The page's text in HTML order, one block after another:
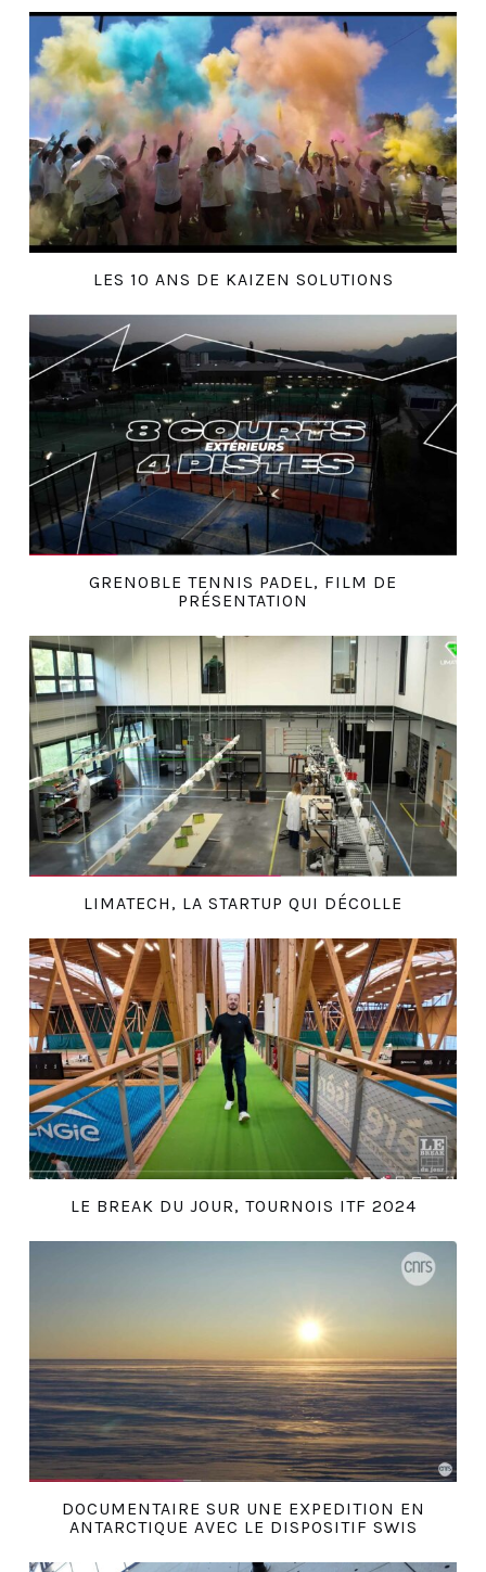
LES 10 ANS DE KAIZEN SOLUTIONS
GRENOBLE TENNIS PADEL, FILM DE
PRÉSENTATION
LIMATECH, LA STARTUP QUI DÉCOLLE
LE BREAK DU JOUR, TOURNOIS ITF 2024
DOCUMENTAIRE SUR UNE EXPEDITION EN
ANTARCTIQUE AVEC LE DISPOSITIF SWIS